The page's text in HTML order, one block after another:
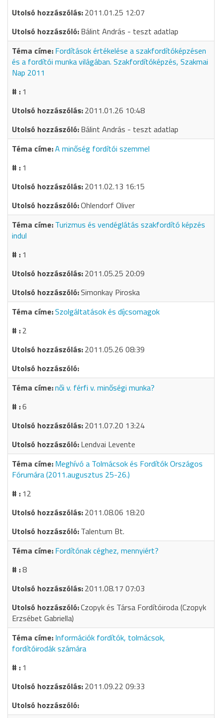
2011.01.25 12:07
Bálint András - teszt adatlap
Fordítások értékelése a szakfordítóképzésen
és a fordítói munka világában. Szakfordítóképzés, Szakmai
Nap 2011
1
2011.01.26 10:48
Bálint András - teszt adatlap
A minőség fordítói szemmel
1
2011.02.13 16:15
Ohlendorf Oliver
Turizmus és vendéglátás szakfordító képzés
indul
1
2011.05.25 20:09
Simonkay Piroska
Szolgáltatások és díjcsomagok
2
2011.05.26 08:39
női v. férfi v. minőségi munka?
6
2011.07.20 13:24
Lendvai Levente
Meghívó a Tolmácsok és Fordítók Országos
Fórumára (2011.augusztus 25-26.)
12
2011.08.06 18:20
Talentum Bt.
Fordítónak céghez, mennyiért?
8
2011.08.17 07:03
Czopyk és Társa Fordítóiroda (Czopyk
Erzsébet Gabriella)
Információk fordítók, tolmácsok,
fordítóirodák számára
1
2011.09.22 09:33